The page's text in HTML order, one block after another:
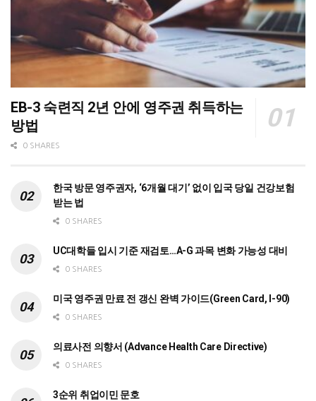
EB-3 숙련직 2년 안에 영주권 취득하는
방법
0 SHARES
한국 방문 영주권자, ‘6개월 대기’ 없이 입국 당일 건강보험
받는 법
0 SHARES
UC대학들 입시 기준 재검토…A-G 과목 변화 가능성 대비
0 SHARES
미국 영주권 만료 전 갱신 완벽 가이드(Green Card, I-90)
0 SHARES
의료사전 의향서 (Advance Health Care Directive)
0 SHARES
3순위 취업이민 문호